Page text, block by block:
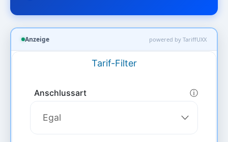
Anzeige powered by TariffUXX